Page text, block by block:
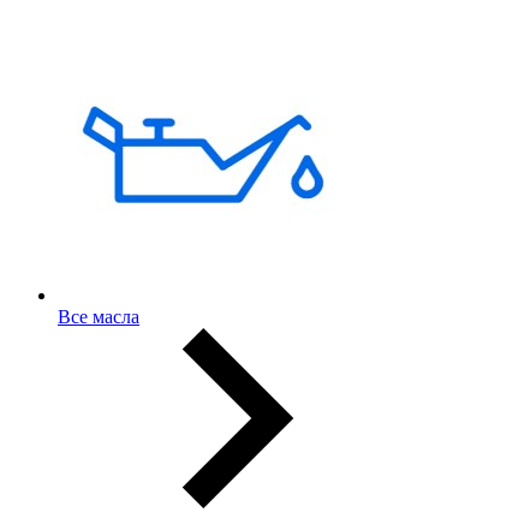
Все масла